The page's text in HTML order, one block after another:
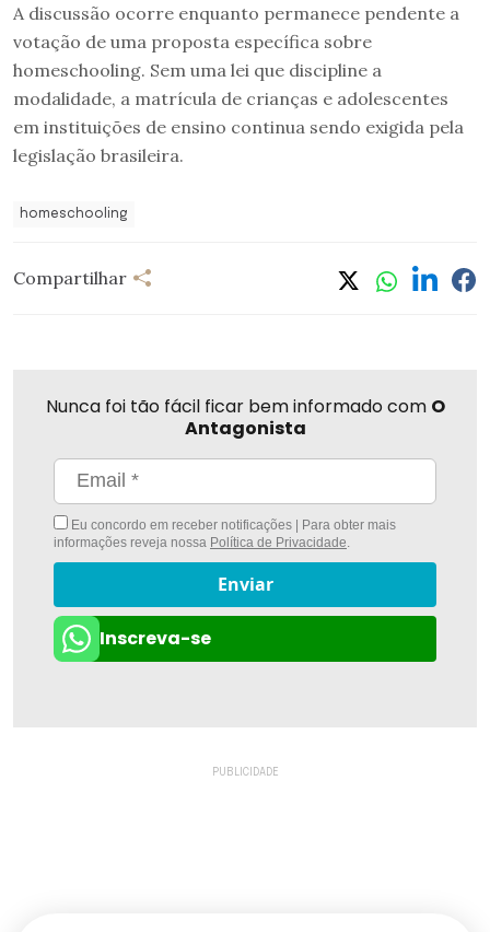
A discussão ocorre enquanto permanece pendente a
votação de uma proposta específica sobre
homeschooling. Sem uma lei que discipline a
modalidade, a matrícula de crianças e adolescentes
em instituições de ensino continua sendo exigida pela
legislação brasileira.
homeschooling
Compartilhar
Nunca foi tão fácil ficar bem informado com O
Antagonista
Eu concordo em receber notificações | Para obter mais
informações reveja nossa Política de Privacidade.
Enviar
Inscreva-se